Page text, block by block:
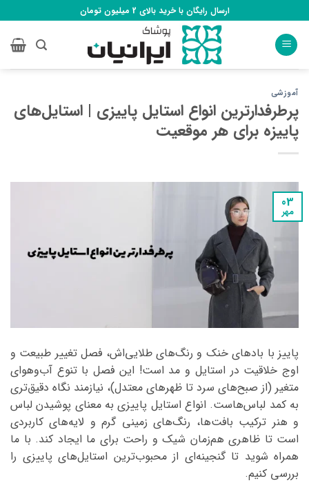
to
content
ارسال رایگان با خرید بالای 2 میلیون تومان
آموزشی
پرطرفدارترین انواع استایل پاییزی | استایل‌های
پاییزه برای هر موقعیت
03
مهر
پاییز با بادهای خنک و رنگ‌های طلایی‌اش، فصل تغییر طبیعت و
اوج خلاقیت در استایل‌ و مد است! این فصل با تنوع آب‌وهوای
متغیر (از صبح‌های سرد تا ظهرهای معتدل)، نیازمند نگاه دقیق‌تری
به کمد لباس‌هاست. انواع استایل پاییزی به معنای پوشیدن لباس
و هنر ترکیب بافت‌ها، رنگ‌های زمینی گرم و لایه‌های کاربردی
است تا ظاهری هم‌زمان شیک و راحت برای ما ایجاد کند. با ما
همراه شوید تا گنجینه‌ای از محبوب‌ترین استایل‌های پاییزی را
بررسی کنیم.